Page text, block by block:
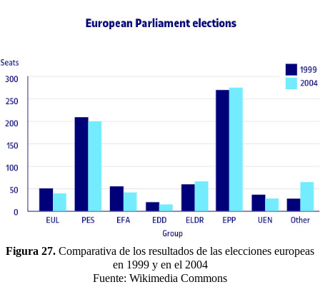
Figura 27. Comparativa de los resultados de las elecciones europeas
en 1999 y en el 2004
Fuente: Wikimedia Commons